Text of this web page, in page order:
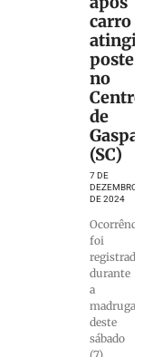
carro
atingir
poste
no
Centro
de
Gaspar
(SC)
7 DE
DEZEMBRO
DE 2024
Ocorrência
foi
registrada
durante
a
madrugada
deste
sábado